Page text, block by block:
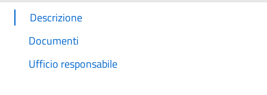
Descrizione
Documenti
Ufficio responsabile